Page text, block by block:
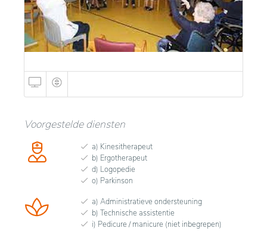
Voorgestelde diensten
a) Kinesitherapeut
b) Ergotherapeut
d) Logopedie
o) Parkinson
a) Administratieve ondersteuning
b) Technische assistentie
i) Pedicure / manicure (niet inbegrepen)